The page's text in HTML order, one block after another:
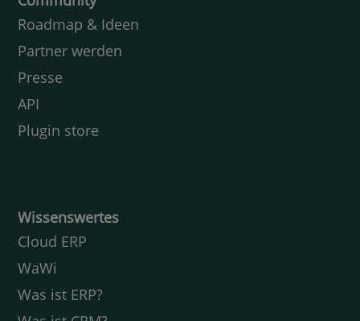
Roadmap & Ideen
Partner werden
Presse
API
Plugin store
Wissenswertes
Cloud ERP
WaWi
Was ist ERP?